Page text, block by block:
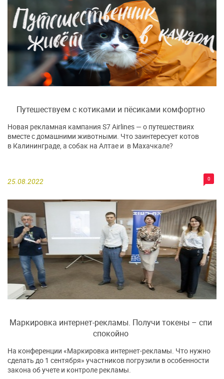
Путешествуем с котиками и пёсиками комфортно
25.08.2022 0
Новая рекламная кампания S7 Airlines — о путешествиях
вместе с домашними животными. Что заинтересует котов
в Калининграде, а собак на Алтае и в Махачкале?
Маркировка интернет-рекламы. Получи токены – спи
спокойно
На конференции «Маркировка интернет-рекламы. Что нужно
сделать до 1 сентября» участников погрузили в особенности
закона об учете и контроле рекламы.